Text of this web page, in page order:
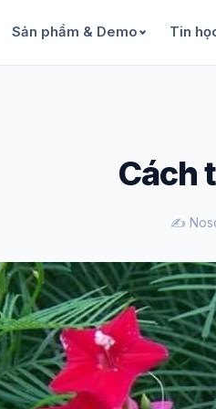
Sản phẩm & Demo Tin
Cách
✍️